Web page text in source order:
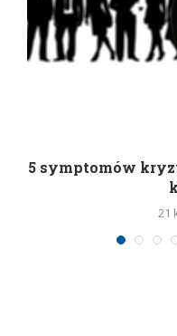
5 symptomów
21